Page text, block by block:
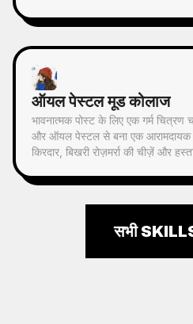
Newsletter के कवर चित्र के लिए
ऑयल पेस्टल मूड कोलाज
भावनात्मक पोस्ट के लिए एक गर्म चित्रण
और ऑयल पेस्टल से बना एक आरामदायक
किरदार, बिखरी रोज़मर्रा की चीज़ें और
सभी